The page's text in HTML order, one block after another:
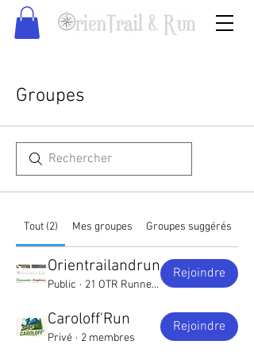
Groupes
Tout (2) Mes groupes Groupes suggérés
Orientrailandrun
Public · 21 OTR Runners
Rejoindre
Caroloff'Run
Privé · 2 membres
Rejoindre